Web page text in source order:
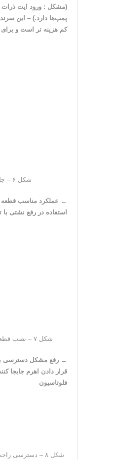
پمپ‌ها دارد.) – این
کم هزینه تر است و
شکل ۶ – جلوگیری از ورود ذرات درشت به پمپ‌های هیدروسیکلون‌های ثانویه با استفاده از سرند آشغال گیر
← عملکرد مناسب
استفاده در رفع نشتی
شکل ۷ – نصب قطعه جایگزین بین لوله‌های هوا (Joint) جایگزین قطعه قبلی (تکه لایه برداری شده از نوار نقاله‌های کارخانه)
←
قرار دادن اهرم جابجا
فلوتاسیون